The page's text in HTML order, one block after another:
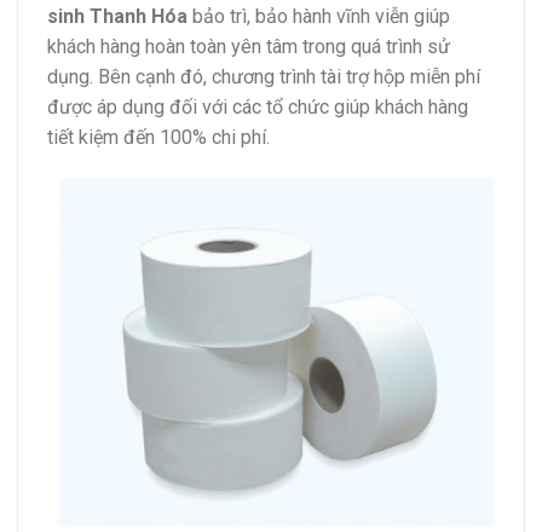
sinh Thanh Hóa bảo trì, bảo hành vĩnh viễn giúp
khách hàng hoàn toàn yên tâm trong quá trình sử
dụng. Bên cạnh đó, chương trình tài trợ hộp miễn phí
được áp dụng đối với các tổ chức giúp khách hàng
tiết kiệm đến 100% chi phí.